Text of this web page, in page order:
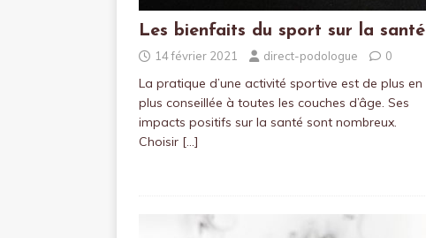
Les bienfaits du sport sur la santé
14 février 2021 direct-podologue 0
La pratique d’une activité sportive est de plus en
plus conseillée à toutes les couches d’âge. Ses
impacts positifs sur la santé sont nombreux.
Choisir […]